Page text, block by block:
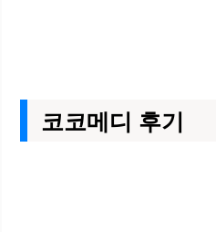
코코메디 후기